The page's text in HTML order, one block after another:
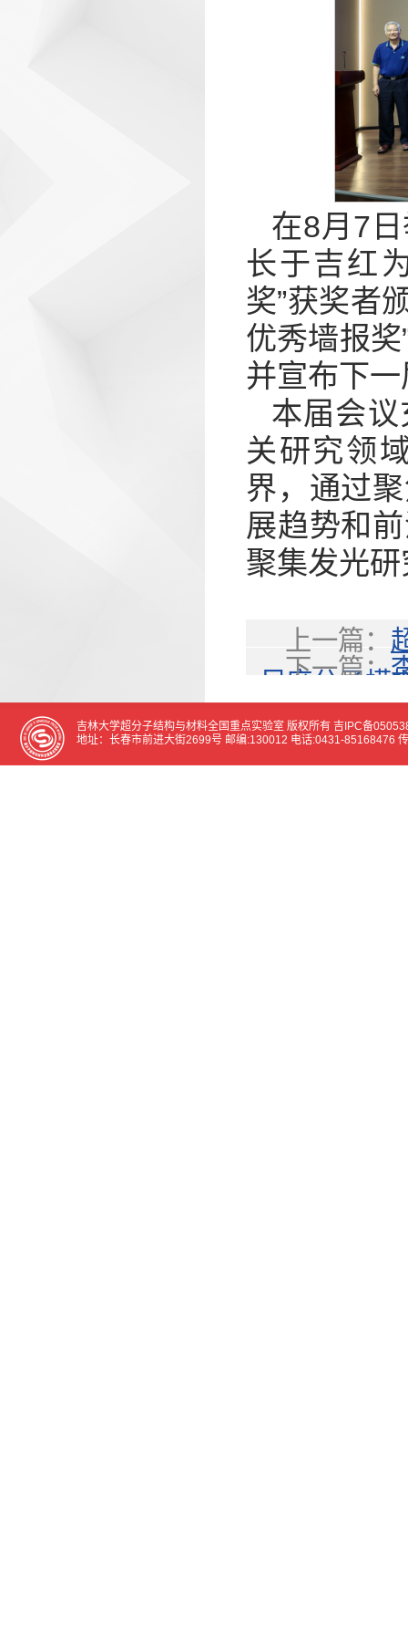
在8月7
长于吉红
奖”获奖者
优秀墙报
并宣布下
本届会
关研究领
界，通过
展趋势和
聚集发光
上一篇：
尺度分子模
下一篇：
电池质子交
吉林大学超分子结构与材料全国重点实验室 版权所有 吉IPC备
地址：长春市前进大街2699号 邮编:130012 电话:0431-85168476